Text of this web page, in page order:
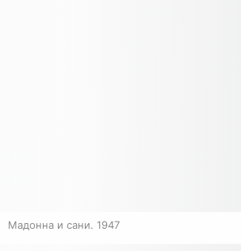
Мадонна и сани. 1947